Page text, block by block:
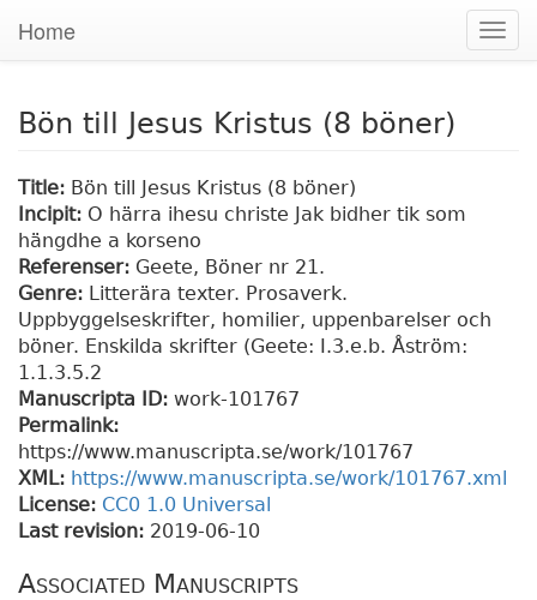
Home
Bön till Jesus Kristus (8 böner)
Title: Bön till Jesus Kristus (8 böner)
Incipit: O härra ihesu christe Jak bidher tik som
hängdhe a korseno
Referenser: Geete, Böner nr 21.
Genre: Litterära texter. Prosaverk.
Uppbyggelseskrifter, homilier, uppenbarelser och
böner. Enskilda skrifter (Geete: I.3.e.b. Åström:
1.1.3.5.2
Manuscripta ID: work-101767
Permalink:
https://www.manuscripta.se/work/101767
XML: https://www.manuscripta.se/work/101767.xml
License: CC0 1.0 Universal
Last revision: 2019-06-10
Associated Manuscripts